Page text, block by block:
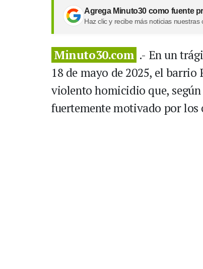
Agrega Minuto30 como fuente
Haz clic y recibe más noticias nuestras
Minuto30.com .- En un
18 de mayo de 2025, el
violento homicidio que,
fuertemente motivado por los